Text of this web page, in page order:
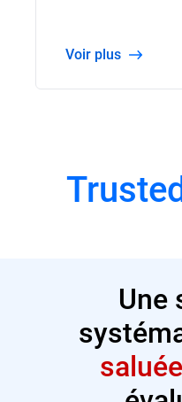
Voir plus
Une
saluée